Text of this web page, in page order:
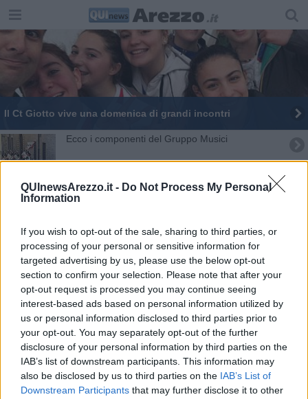
QUInewsArezzo.it - Do Not Process My Personal
Information
If you wish to opt-out of the sale, sharing to third parties, or
processing of your personal or sensitive information for
targeted advertising by us, please use the below opt-out
section to confirm your selection. Please note that after your
opt-out request is processed you may continue seeing
interest-based ads based on personal information utilized by
us or personal information disclosed to third parties prior to
your opt-out. You may separately opt-out of the further
disclosure of your personal information by third parties on the
IAB’s list of downstream participants. This information may
also be disclosed by us to third parties on the IAB’s List of
Downstream Participants that may further disclose it to other
Il Ct Giotto vive una domenica di grandi incontri
Ecco i componenti del Gruppo Musici
Il Giotto sfiora l'ottavo titolo toscano
Il Torneo sociale scende in campo per il Calcit
Duecento atleti nei campionati a squadre
Elezioni, l'ora del giudizio scatta alle 7
​Il Tennis Giotto in campo con ventisette squadre
Elezioni comunali Arezzo, ecco tutti i candidati
Donati: "Basta votare per abitudine, rialziamo la
testa"